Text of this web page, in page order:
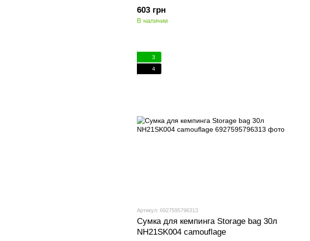
темно-серая
603 грн
В наличии
3
4
Артикул: 6927595796313
Сумка для кемпинга Storage bag 30л
NH21SK004 camouflage